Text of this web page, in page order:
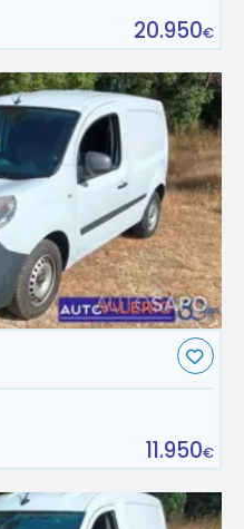
20.950€
11.950€